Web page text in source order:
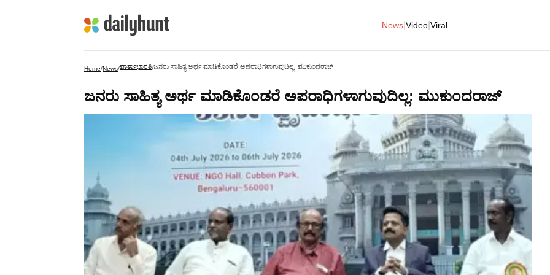
News Video Viral
Home/News/ವಾರ್ತಾಭಾರತಿ/ಜನರು ಸಾಹಿತ್ಯ ಅರ್ಥ ಮಾಡಿಕೊಂಡರೆ ಅಪರಾಧಿಗಳಾಗುವುದಿಲ್ಲ: ಮುಕುಂದರಾಜ್
ಜನರು ಸಾಹಿತ್ಯ ಅರ್ಥ ಮಾಡಿಕೊಂಡರೆ ಅಪರಾಧಿಗಳಾಗುವುದಿಲ್ಲ: ಮುಕುಂದರಾಜ್